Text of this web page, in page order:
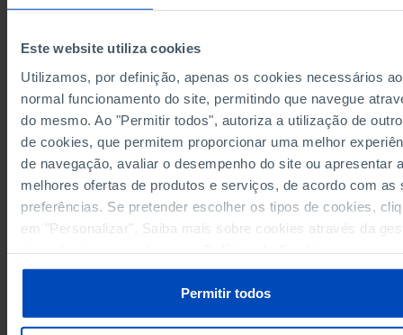
Este website utiliza cookies
Utilizamos, por definição, apenas os cookies necessários ao
normal funcionamento do site, permitindo que navegue
do mesmo. Ao "Permitir todos", autoriza a utilização de
de cookies, que permitem proporcionar uma melhor
de navegação, avaliar o desempenho do site ou apresentar
melhores ofertas de produtos e serviços, de acordo com as
preferências. Se pretender escolher os tipos de cookies,
em "Personalizar". Saiba mais sobre cookies através da
Permitir todos
2009
22,7
2011
24,1
2012
27,4
2013
30,3
29,0
26,7
27,0
2017
24,5
2018
22,4
2019
24,4
21,7
2022
25,6
Fontes/Entidades: Eurostat (até 2000) | INE (a partir de 2001), PORDATA
RELACIONADOS